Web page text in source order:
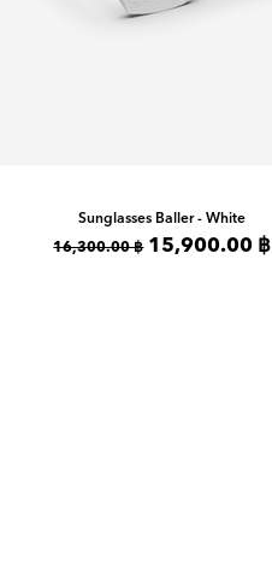
Sunglasses Baller - White
16,300.00 ฿ 15,900.00 ฿